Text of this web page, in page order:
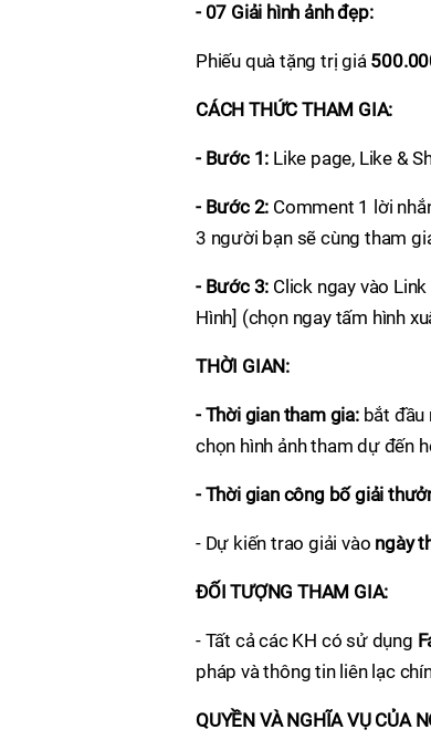
- 07 Giải hình ảnh đẹp:
Phiếu quà tặng trị giá
CÁCH THỨC THAM GIA:
- Bước 1: Like page, Like &
- Bước 2: Comment 1 lời
3 người bạn sẽ cùng tham
- Bước 3: Click ngay vào Link
Hình] (chọn ngay tấm hình
THỜI GIAN:
- Thời gian tham gia:bắt đầu
chọn hình ảnh tham dự đến
- Thời gian công bố giải
- Dự kiến trao giải vào ngày
ĐỐI TƯỢNG THAM GIA:
- Tất cả các KH có sử dụng
pháp và thông tin liên lạc
QUYỀN VÀ NGHĨA VỤ CỦA